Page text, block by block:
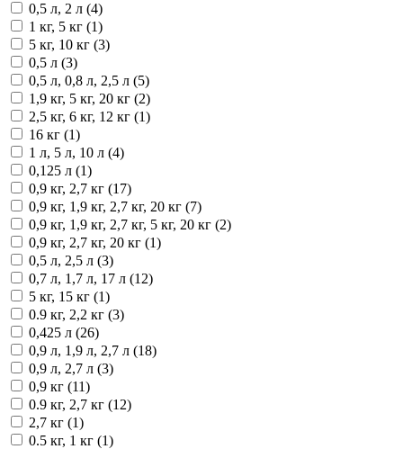
0,5 л, 2 л (4)
1 кг, 5 кг (1)
5 кг, 10 кг (3)
0,5 л (3)
0,5 л, 0,8 л, 2,5 л (5)
1,9 кг, 5 кг, 20 кг (2)
2,5 кг, 6 кг, 12 кг (1)
16 кг (1)
1 л, 5 л, 10 л (4)
0,125 л (1)
0,9 кг, 2,7 кг (17)
0,9 кг, 1,9 кг, 2,7 кг, 20 кг (7)
0,9 кг, 1,9 кг, 2,7 кг, 5 кг, 20 кг (2)
0,9 кг, 2,7 кг, 20 кг (1)
0,5 л, 2,5 л (3)
0,7 л, 1,7 л, 17 л (12)
5 кг, 15 кг (1)
0.9 кг, 2,2 кг (3)
0,425 л (26)
0,9 л, 1,9 л, 2,7 л (18)
0,9 л, 2,7 л (3)
0,9 кг (11)
0.9 кг, 2,7 кг (12)
2,7 кг (1)
0.5 кг, 1 кг (1)